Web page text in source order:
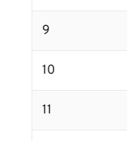
9
10
11